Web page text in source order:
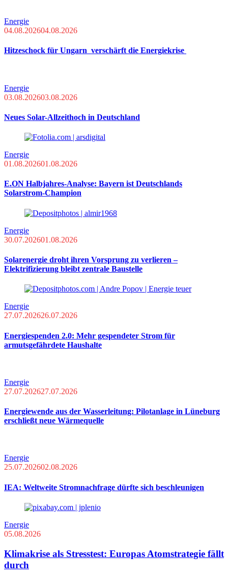
Energie
04.08.202604.08.2026
Hitzeschock für Ungarn verschärft die Energiekrise
Energie
03.08.202603.08.2026
Neues Solar-Allzeithoch in Deutschland
Energie
01.08.202601.08.2026
E.ON Halbjahres-Analyse: Bayern ist Deutschlands
Solarstrom-Champion
Energie
30.07.202601.08.2026
Solarenergie droht ihren Vorsprung zu verlieren –
Elektrifizierung bleibt zentrale Baustelle
Energie
27.07.202626.07.2026
Energiespenden 2.0: Mehr gespendeter Strom für
armutsgefährdete Haushalte
Energie
27.07.202627.07.2026
Energiewende aus der Wasserleitung: Pilotanlage in Lüneburg
erschließt neue Wärmequelle
Energie
25.07.202602.08.2026
IEA: Weltweite Stromnachfrage dürfte sich beschleunigen
Energie
05.08.2026
Klimakrise als Stresstest: Europas Atomstrategie fällt
durch